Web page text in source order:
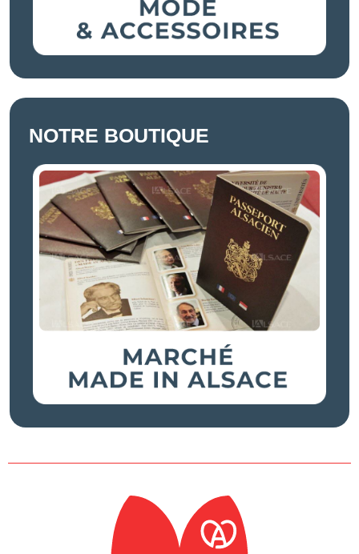
NOTRE BOUTIQUE